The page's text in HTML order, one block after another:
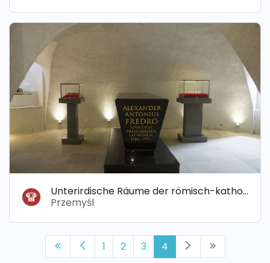
Unterirdische Räume der römisch-katholischen Kathedrale
Przemyśl
1 2 3 4